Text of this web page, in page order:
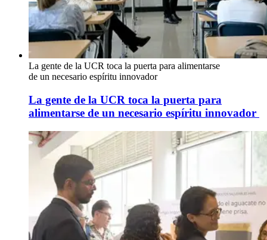
La gente de la UCR toca la puerta para alimentarse
de un necesario espíritu innovador
La gente de la UCR toca la puerta para
alimentarse de un necesario espíritu innovador